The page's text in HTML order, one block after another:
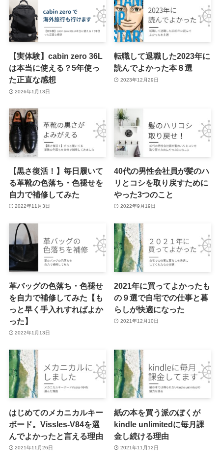
【実体験】cabin zero 36L
は本当に使える？5年使っ
た正直な感想
2026年1月13日
転職して退職した2023年に
読んでよかった本８選
2023年12月29日
【黒さ復活！】毎日履いて
る革靴の色落ち・色褪せを
自力で補修してみた
2022年11月3日
40代の男性会社員が髪のハ
リとコシを取り戻すために
やった3つのこと
2022年9月19日
革バッグの色落ち・色褪せ
を自力で補修してみた【も
っと早く手入れすればよか
った】
2022年1月13日
2021年に買ってよかったも
の９選で自宅での仕事と暮
らしが快適になった
2021年12月10日
はじめてのメカニカルキー
ボード。Vissles-V84を選
んでよかったと言える理由
2021年11月26日
紙の本を買う派のぼくが
kindle unlimitedに毎月課
金し続ける理由
2021年11月12日